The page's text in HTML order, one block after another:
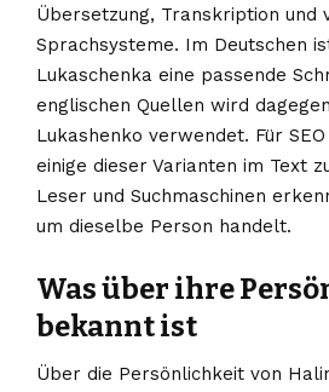
Übersetzung, Transkription und
Sprachsysteme. Im Deutschen
Lukaschenka eine passende
englischen Quellen wird
Lukashenko verwendet. Für
einige dieser Varianten im Text
Leser und Suchmaschinen
um dieselbe Person handelt.
Was über ihre
bekannt ist
Über die Persönlichkeit von